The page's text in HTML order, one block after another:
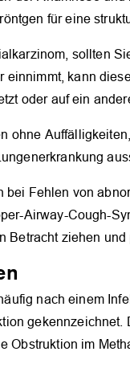
für eine
sollten
kann
oder auf ein
ohne
Fehlen von
Airway-Cough-
ziehen und
nach einem
gekennzeichnet.
Obstruktion im